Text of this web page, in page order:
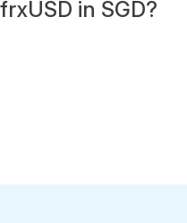
in SGD?